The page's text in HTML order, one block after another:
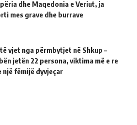
dhe Maqedonia e Veriut, ja
mes grave dhe burrave
vjet nga përmbytjet në Shkup –
jetën 22 persona, viktima më e re
një fëmijë dyvjeçar